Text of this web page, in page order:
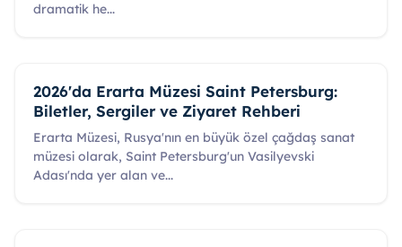
dramatik he...
2026'da Erarta Müzesi Saint Petersburg:
Biletler, Sergiler ve Ziyaret Rehberi
Erarta Müzesi, Rusya'nın en büyük özel çağdaş sanat
müzesi olarak, Saint Petersburg'un Vasilyevski
Adası'nda yer alan ve...